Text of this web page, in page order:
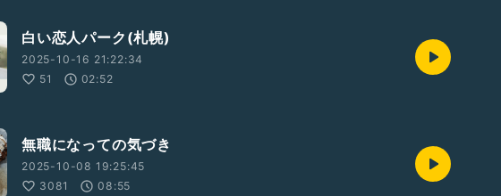
白い恋人パーク(札幌)
2025-10-16 21:22:34
51
02:52
無職になっての気づき
2025-10-08 19:25:45
3081
08:55